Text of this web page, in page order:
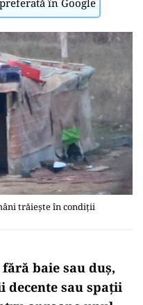
trăieşte în condiţii
baie sau duș,
decente sau spații